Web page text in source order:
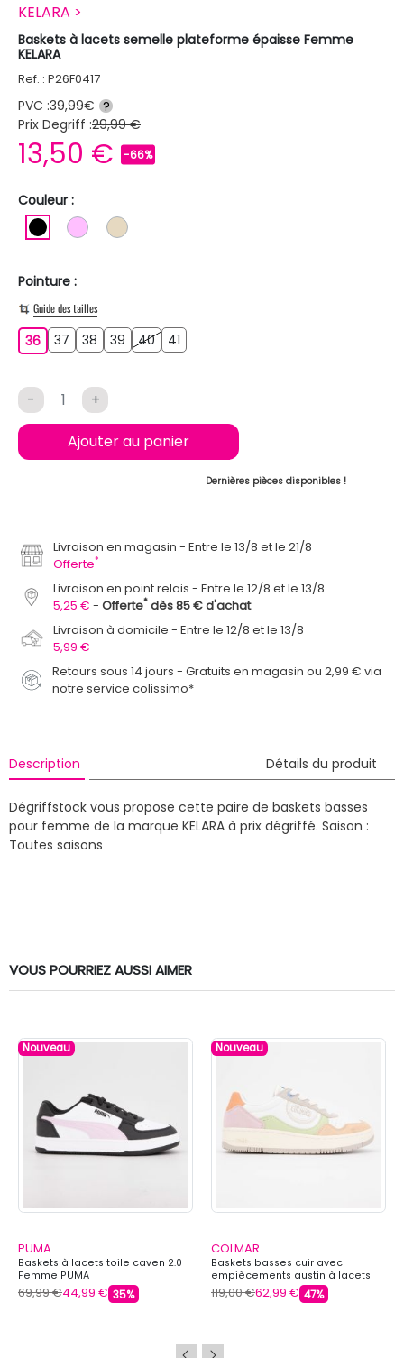
KELARA >
Baskets à lacets semelle plateforme épaisse Femme
KELARA
Ref. : P26F0417
PVC :39,99€ ?
Prix Degriff :29,99 €
13,50 € -66%
Couleur :
NOIR ROSE CLAIR
BEIGE
Pointure :
Guide des tailles
363637 3738 3839 39404041
- +
Ajouter au panier
Dernières pièces disponibles !
Livraison en magasin
Entre le 13/8 et le 21/8
Offerte*
Livraison en point relais
Entre le 12/8 et le 13/8
5,25 €
Offerte* dès 85 € d'achat
Livraison à domicile
Entre le 12/8 et le 13/8
5,99 €
Retours sous 14 jours - Gratuits en magasin ou 2,99 € via
notre service colissimo*
Description Détails du produit
Dégriffstock vous propose cette paire de baskets basses
pour femme de la marque KELARA à prix dégriffé. Saison :
Toutes saisons
VOUS POURRIEZ AUSSI AIMER
Nouveau
PUMA
Baskets à lacets toile caven 2.0
Femme PUMA
69,99 €44,99 € 35%
Nouveau
COLMAR
Baskets basses cuir avec
empiècements austin à lacets
Femme COLMAR
119,00 €62,99 € 47%